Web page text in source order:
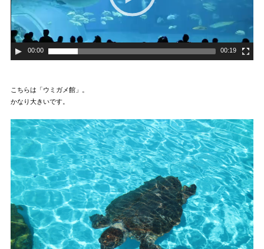
00:00 00:19
こちらは「ウミガメ館」。
かなり大きいです。